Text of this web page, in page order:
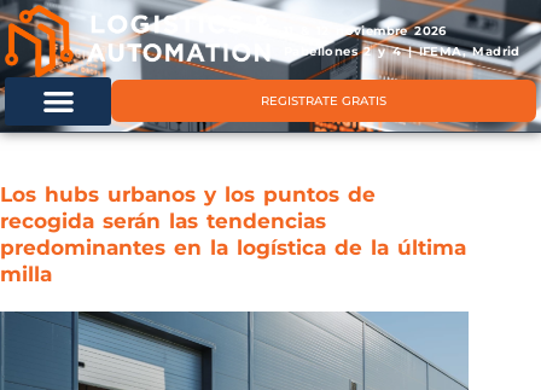
11 & 12 noviembre 2026
Pabellones 2 y 4 | IFEMA, Madrid
REGISTRATE GRATIS
Los hubs urbanos y los puntos de
recogida serán las tendencias
predominantes en la logística de la última
milla